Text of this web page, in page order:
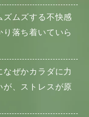
ムズする不快感
落ち着いていら
ぜかカラダに力
、ストレスが原